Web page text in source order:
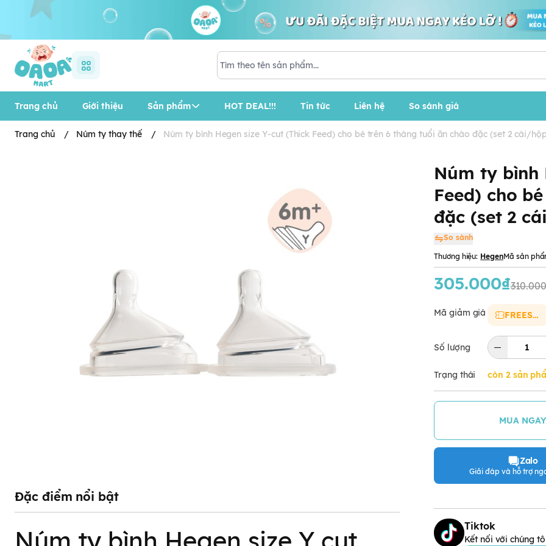
Trang chủ Giới thiệu Sản phẩm HOT DEAL!!! Tin tức Liên hệ So sánh giá
Trang chủ / Núm ty thay thế / Núm ty bình Hegen size Y-cut (Thick Feed) cho bé trên 6 tháng tuổi ăn cháo đặc (set 2 cái/
Núm ty bình
Feed) cho
đặc (set 2
So sánh
Thương hiệu: HegenMã sản
305.000₫
Mã giảm giá FREESHIP
Số lượng
Trạng thái còn 2 sản
MUA NGAY
Zalo
Giải đáp và hỗ trợ
Tiktok
Kết nối với chúng
Đặc điểm nổi bật